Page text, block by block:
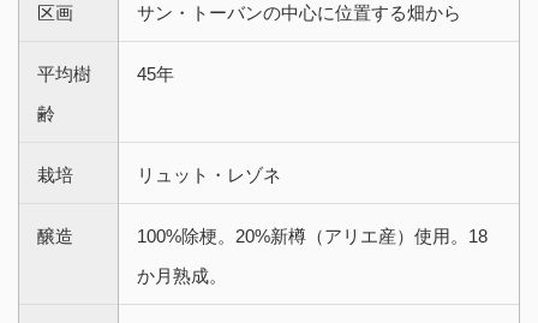
区画 サン・トーバンの中心に位置する畑から
平均樹
齢
45年
栽培 リュット・レゾネ
醸造
100%除梗。20%新樽（アリエ産）使用。18
か月熟成。